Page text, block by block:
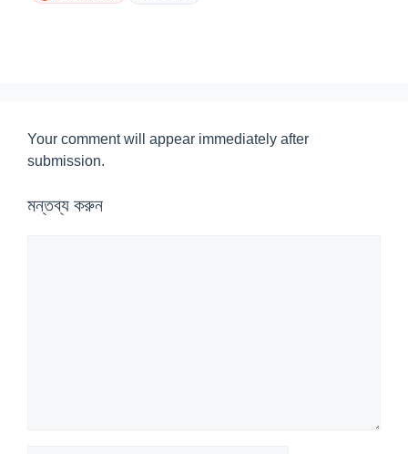
Your comment will appear immediately after
submission.
মন্তব্য করুন